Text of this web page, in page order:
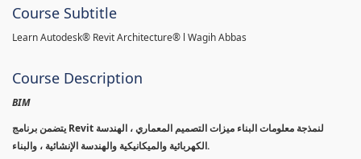
Course Subtitle
Learn Autodesk® Revit Architecture® l Wagih Abbas
Course Description
BIM
يتضمن برنامج Revit لنمذجة معلومات البناء ميزات التصميم المعماري ، الهندسة
الكهربائية والميكانيكية والهندسة الإنشائية ، والبناء.